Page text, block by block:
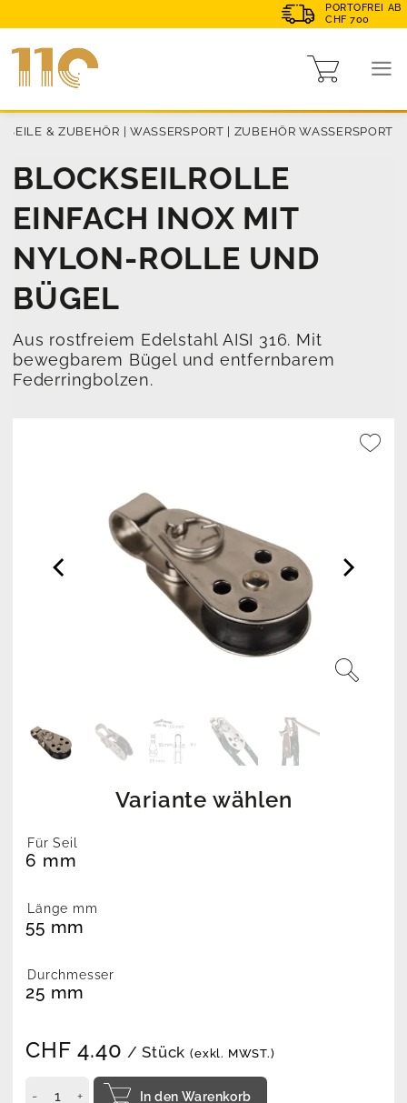
PORTOFREI AB
CHF 700
SEILE & ZUBEHÖR | WASSERSPORT | ZUBEHÖR WASSERSPORT
BLOCKSEILROLLE
EINFACH INOX MIT
NYLON-ROLLE UND
BÜGEL
Aus rostfreiem Edelstahl AISI 316. Mit
bewegbarem Bügel und entfernbarem
Federringbolzen.
Variante wählen
Für Seil
6 mm
Länge mm
55 mm
Durchmesser
25 mm
CHF 4.40 / Stück (exkl. MWST.)
In den Warenkorb